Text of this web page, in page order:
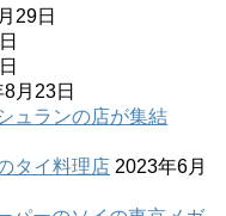
29日
月23日
ュランの店が集結
タイ料理店 2023年6月